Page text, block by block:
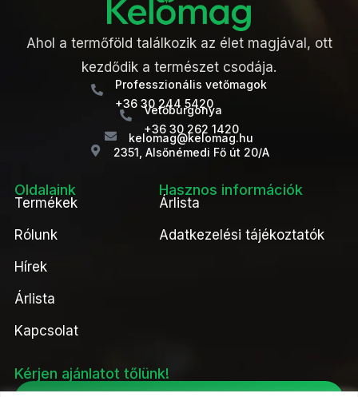
Ahol a termőföld találkozik az élet magjával, ott
kezdődik a természet csodája.
Professzionális vetőmagok
+36 30 244 5420
Vetőburgonya
+36 30 262 1420
kelomag@kelomag.hu
2351, Alsőnémedi Fő út 20/A
Oldalaink
Termékek
Rólunk
Hírek
Árlista
Kapcsolat
Hasznos információk
Árlista
Adatkezelési tájékoztatók
Kérjen ajánlatot tőlünk!